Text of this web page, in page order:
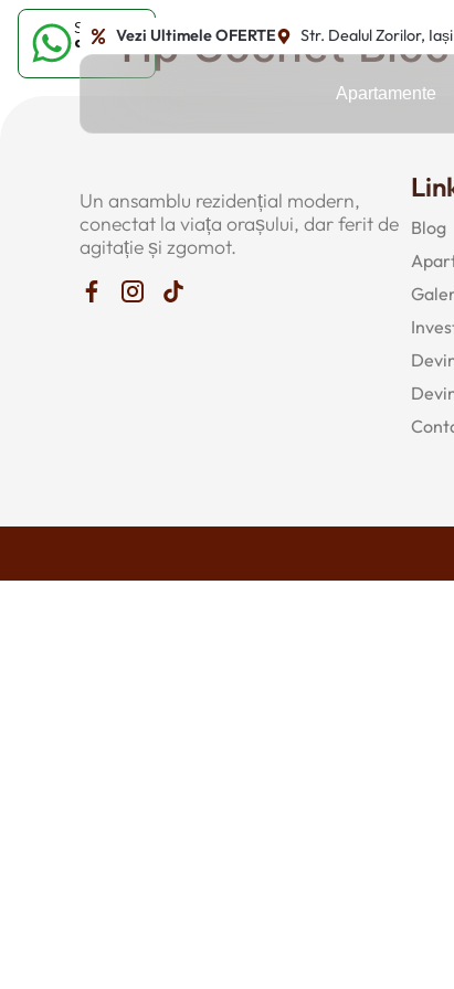
Vezi Ultimele OFERTE Str. Dealul Zorilor,
Apartamente
Tip Cochet
Sună-ne
acum
Un ansamblu rezidențial modern,
conectat la viața orașului, dar ferit de
agitație și zgomot.
Blog